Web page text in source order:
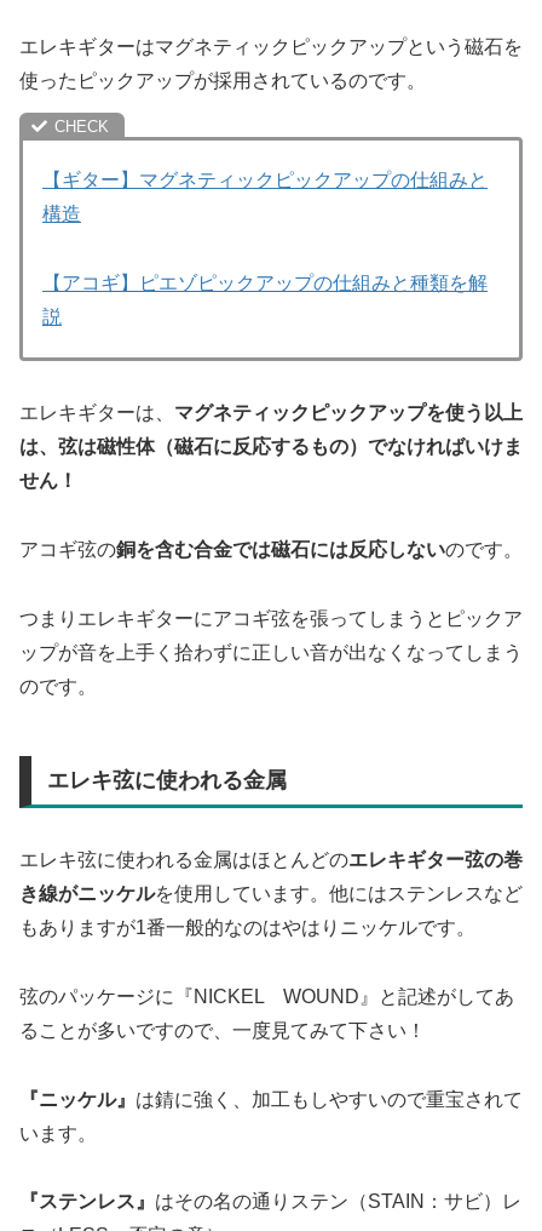
エレキギターはマグネティックピックアップという磁石を
使ったピックアップが採用されているのです。
【ギター】マグネティックピックアップの仕組みと
構造
【アコギ】ピエゾピックアップの仕組みと種類を解
説
エレキギターは、 マグネティックピックアップを使う以上
は、弦は磁性体（磁石に反応するもの）でなければいけま
せん！
アコギ弦の銅を含む合金では磁石には反応しないのです。
つまりエレキギターにアコギ弦を張ってしまうとピックア
ップが音を上手く拾わずに正しい音が出なくなってしまう
のです。
エレキ弦に使われる金属
エレキ弦に使われる金属はほとんどのエレキギター弦の巻
き線がニッケルを使用しています。他にはステンレスなど
もありますが1番一般的なのはやはりニッケルです。
弦のパッケージに『NICKEL WOUND』と記述がしてあ
ることが多いですので、一度見てみて下さい！
『ニッケル』 は錆に強く、加工もしやすいので重宝されて
います。
『ステンレス』 はその名の通りステン（STAIN：サビ）レ